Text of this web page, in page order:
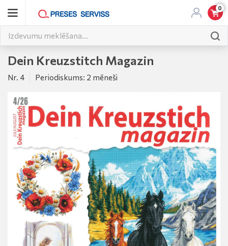
0
Dein Kreuzstitch Magazin
Nr. 4 Periodiskums: 2 mēneši